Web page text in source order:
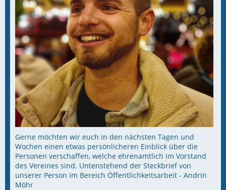
Gerne möchten wir euch in den nächsten Tagen und
Wochen einen etwas persönlicheren Einblick über die
Personen verschaffen, welche ehrenamtlich im Vorstand
des Vereines sind. Untenstehend der Steckbrief von
unserer Person im Bereich Öffentlichkeitsarbeit - Andrin
Möhr